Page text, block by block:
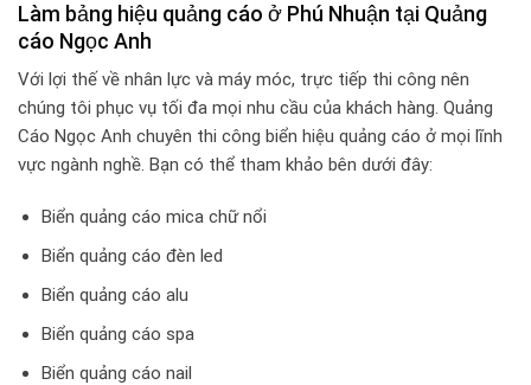
Làm bảng hiệu quảng cáo ở Phú Nhuận tại Quảng
cáo Ngọc Anh
Với lợi thế về nhân lực và máy móc, trực tiếp thi công nên
chúng tôi phục vụ tối đa mọi nhu cầu của khách hàng. Quảng
Cáo Ngọc Anh chuyên thi công biển hiệu quảng cáo ở mọi lĩnh
vực ngành nghề. Bạn có thể tham khảo bên dưới đây:
Biển quảng cáo mica chữ nổi
Biển quảng cáo đèn led
Biển quảng cáo alu
Biển quảng cáo spa
Biển quảng cáo nail